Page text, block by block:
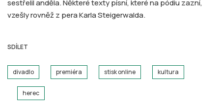
sestřelil anděla. Některé texty písní, které na pódiu zazní,
vzešly rovněž z pera Karla Steigerwalda.
SDÍLET
divadlo premiéra stisk online kultura
herec